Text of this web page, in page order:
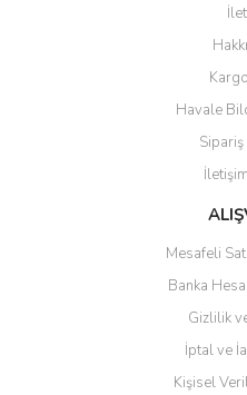
Ürün resmi kalitesiz, bozuk
Ürün açıklamasında eksik
Ürün bilgilerinde hatalar
Ürün fiyatı diğer sitelerden
Bu ürüne benzer farklı
Havale
Mesafeli
Banka
Gizlilik
İptal ve
Kişisel